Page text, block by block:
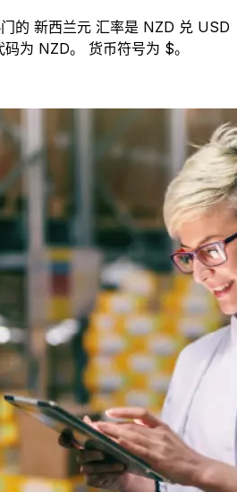
的 新西兰元 汇率是 NZD 兑 USD
为 NZD。 货币符号为 $。